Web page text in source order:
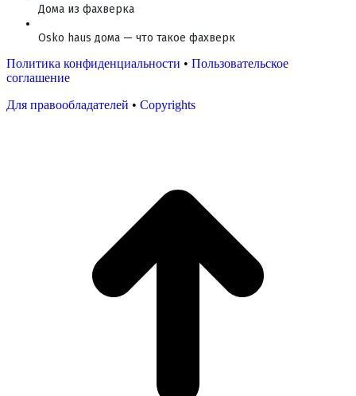
Дома из фахверка
Osko haus дома — что такое фахверк
Политика конфиденциальности • Пользовательское
соглашение
Для правообладателей • Copyrights